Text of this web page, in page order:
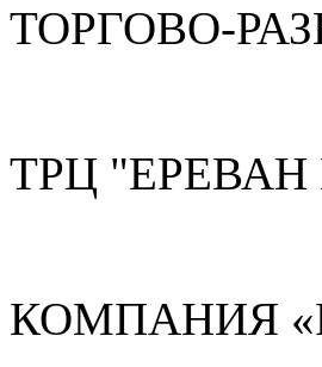
ТОРГОВО-
ТРЦ
КОМПАНИЯ